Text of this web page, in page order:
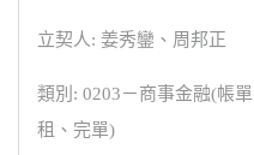
立契人: 姜秀鑾、周邦正
類別: 0203－商事金融(帳
租、完單)